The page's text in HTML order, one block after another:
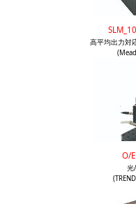
高平均出力対
O/
光